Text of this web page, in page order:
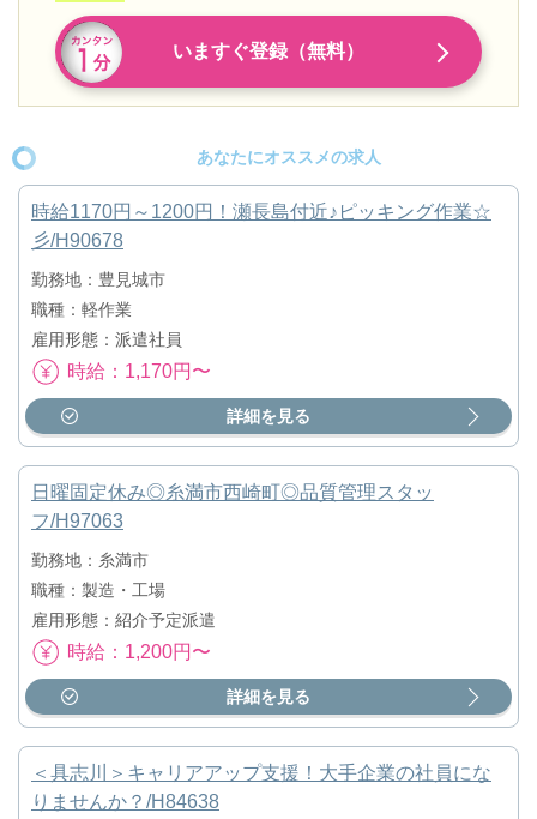
いますぐ登録（無料）
あなたにオススメの求人
時給1170円～1200円！瀬長島付近♪ピッキング作業☆
彡/H90678
勤務地：豊見城市
職種：軽作業
雇用形態：派遣社員
時給：1,170円〜
詳細を見る
日曜固定休み◎糸満市西崎町◎品質管理スタッ
フ/H97063
勤務地：糸満市
職種：製造・工場
雇用形態：紹介予定派遣
時給：1,200円〜
詳細を見る
＜具志川＞キャリアアップ支援！大手企業の社員にな
りませんか？/H84638